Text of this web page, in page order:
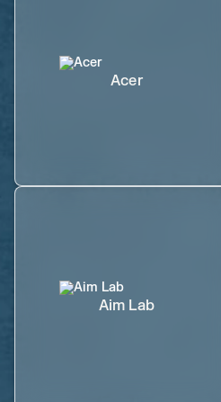
Acer
Aim Lab